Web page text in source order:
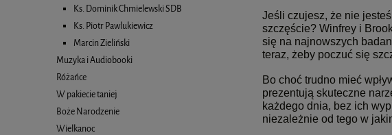
Ks. Dominik Chmielewski SDB
Ks. Piotr Pawlukiewicz
Marcin Zieliński
Muzyka i Audiobooki
Różańce
W pakiecie taniej
Boże Narodzenie
Wielkanoc
Jeśli czujesz, że nie
szczęście? Winfrey i
się na najnowszych
teraz, żeby poczuć się
Bo choć trudno mieć
prezentują skuteczne
każdego dnia, bez ich
niezależnie od tego w